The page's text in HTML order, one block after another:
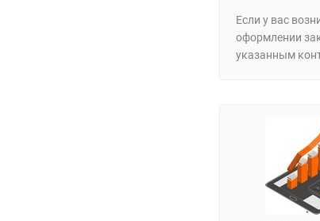
Если у вас
оформлении
указанным